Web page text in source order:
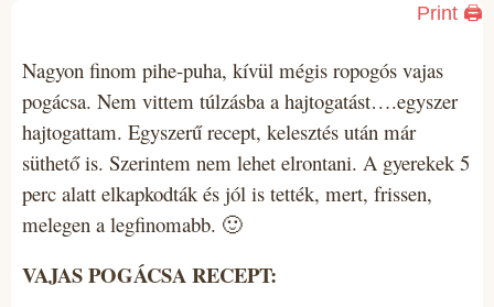
Print 🖨
Nagyon finom pihe-puha, kívül mégis ropogós vajas
pogácsa. Nem vittem túlzásba a hajtogatást….egyszer
hajtogattam. Egyszerű recept, kelesztés után már
süthető is. Szerintem nem lehet elrontani. A gyerekek 5
perc alatt elkapkodták és jól is tették, mert, frissen,
melegen a legfinomabb. 🙂
VAJAS POGÁCSA RECEPT: